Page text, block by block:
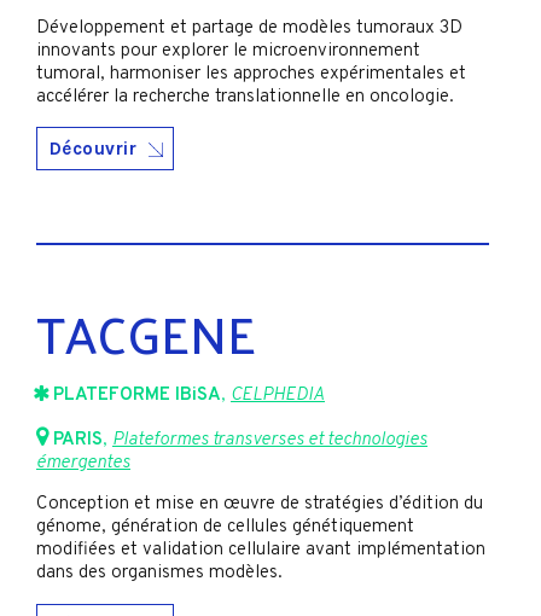
Développement et partage de modèles tumoraux 3D
innovants pour explorer le microenvironnement
tumoral, harmoniser les approches expérimentales et
accélérer la recherche translationnelle en oncologie.
Découvrir
TACGENE
PLATEFORME IBiSA, CELPHEDIA
PARIS, Plateformes transverses et technologies
émergentes
Conception et mise en œuvre de stratégies d’édition du
génome, génération de cellules génétiquement
modifiées et validation cellulaire avant implémentation
dans des organismes modèles.